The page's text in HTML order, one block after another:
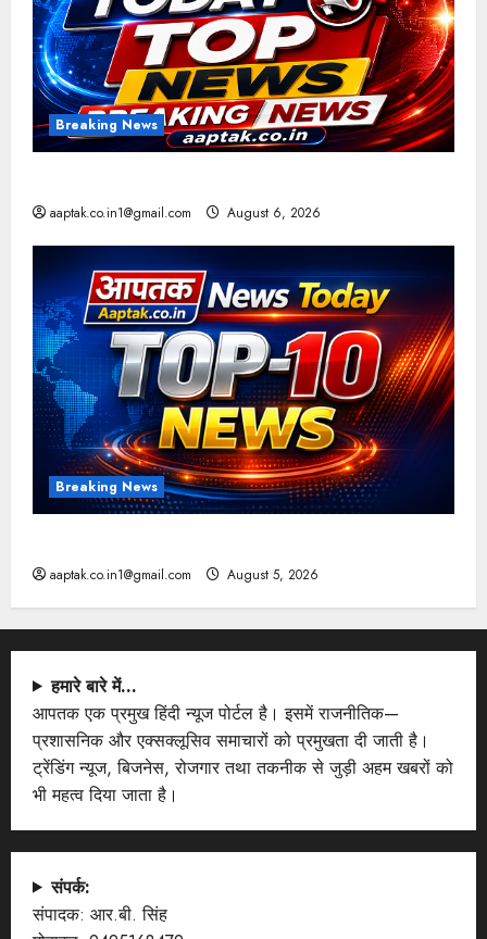
Breaking News
aaptak.co.in1@gmail.com August 6, 2026
Breaking News
aaptak.co.in1@gmail.com August 5, 2026
हमारे बारे में…
आपतक एक प्रमुख हिंदी न्यूज पोर्टल है। इसमें राजनीतिक—
प्रशासनिक और एक्सक्लूसिव समाचारों को प्रमुखता दी जाती है।
ट्रेंडिंग न्यूज, बिजनेस, रोजगार तथा तकनीक से जुड़ी अहम खबरों को
भी महत्व दिया जाता है।
संपर्क:
संपादक: आर.बी. सिंह